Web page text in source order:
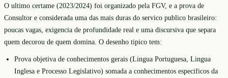
O ultimo certame (2023/2024) foi organizado pela FGV, e a prova de
Consultor e considerada uma das mais duras do servico publico brasileiro:
poucas vagas, exigencia de profundidade real e uma discursiva que separa
quem decorou de quem domina. O desenho tipico tem:
Prova objetiva de conhecimentos gerais (Lingua Portuguesa, Lingua
Inglesa e Processo Legislativo) somada a conhecimentos especificos da